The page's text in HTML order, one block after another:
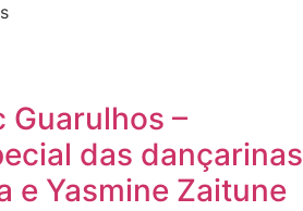
Guarulhos –
das dançarinas
e Yasmine Zaitune